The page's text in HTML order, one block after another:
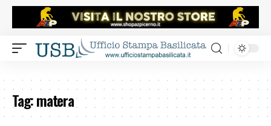
Tag:matera